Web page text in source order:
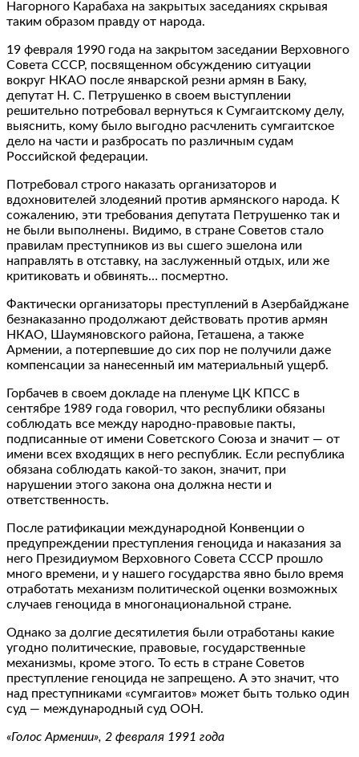
Нагорного Карабаха на закрытых заседаниях скрывая
таким образом правду от народа.
19 февраля 1990 года на закрытом заседании Верховного
Совета СССР, посвященном обсуждению ситуации
вокруг НКАО после январской резни армян в Баку,
депутат Н. С. Петрушенко в своем выступлении
решительно потребовал вернуться к Сумгаитскому делу,
выяснить, кому было выгодно расчленить сумгаитское
дело на части и разбросать по различным судам
Российской федерации.
Потребовал строго наказать организаторов и
вдохновителей злодеяний против армянского народа. К
сожалению, эти требования депутата Петрушенко так и
не были выполнены. Видимо, в стране Советов стало
правилам преступников из вы сшего эшелона или
направлять в отставку, на заслуженный отдых, или же
критиковать и обвинять… посмертно.
Фактически организаторы преступлений в Азербайджане
безнаказанно продолжают действовать против армян
НКАО, Шаумяновского района, Геташена, а также
Армении, а потерпевшие до сих пор не получили даже
компенсации за нанесенный им материальный ущерб.
Горбачев в своем докладе на пленуме ЦК КПСС в
сентябре 1989 года говорил, что республики обязаны
соблюдать все между народно-правовые пакты,
подписанные от имени Советского Союза и значит — от
имени всех входящих в него республик. Если республика
обязана соблюдать какой-то закон, значит, при
нарушении этого закона она должна нести и
ответственность.
После ратификации международной Конвенции о
предупреждении преступления геноцида и наказания за
него Президиумом Верховного Совета СССР прошло
много времени, и у нашего государства явно было время
отработать механизм политической оценки возможных
случаев геноцида в многонациональной стране.
Однако за долгие десятилетия были отработаны какие
угодно политические, правовые, государственные
механизмы, кроме этого. То есть в стране Советов
преступление геноцида не запрещено. А это значит, что
над преступниками «сумгаитов» может быть только один
суд — международный суд ООН.
«Голос Армении», 2 февраля 1991 года